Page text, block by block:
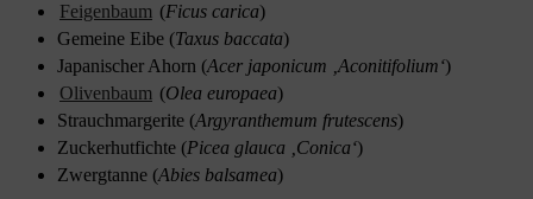
Feigenbaum (Ficus carica)
Gemeine Eibe (Taxus baccata)
Japanischer Ahorn (Acer japonicum ‚Aconitifolium‘)
Olivenbaum (Olea europaea)
Strauchmargerite (Argyranthemum frutescens)
Zuckerhutfichte (Picea glauca ‚Conica‘)
Zwergtanne (Abies balsamea)